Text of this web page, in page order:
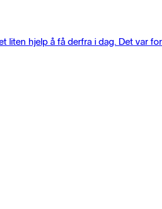
liten hjelp å få derfra i dag. Det